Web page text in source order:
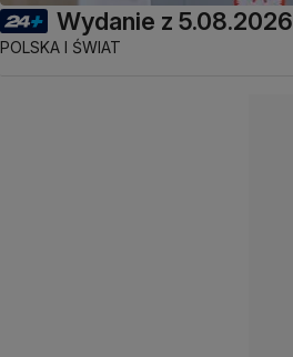
Wydanie z 5.08.2026
POLSKA I ŚWIAT